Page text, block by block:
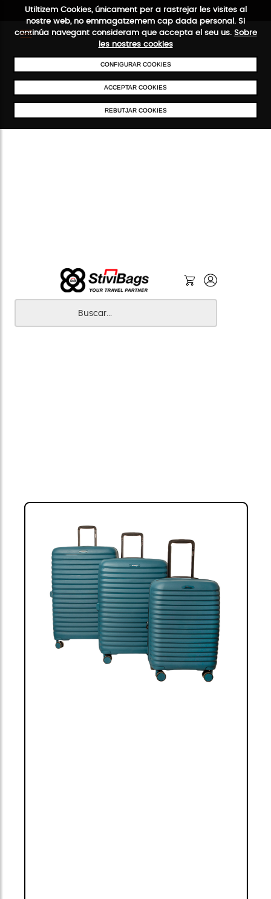
Utiltizem Cookies, únicament per a rastrejar les visites al
nostre web, no emmagatzemem cap dada personal. Si
continúa navegant consideram que accepta el seu us. Sobre
les nostres cookies
CONFIGURAR COOKIES
ACCEPTAR COOKIES
REBUTJAR COOKIES
ENVIAMENTS GRATUÏTS A PARTIR DE 50 €